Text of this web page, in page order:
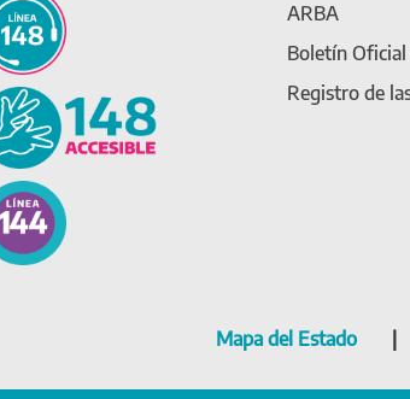
ARBA
Boletín Oficial
Registro de
Mapa del Estado